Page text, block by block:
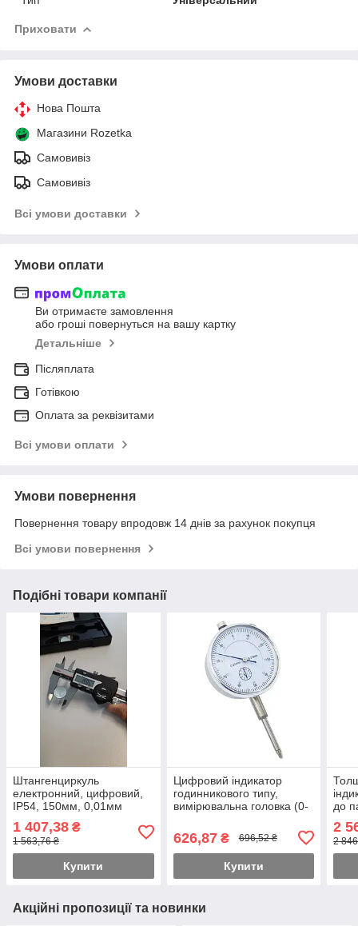
Приховати
Умови доставки
Нова Пошта
Магазини Rozetka
Самовивіз
Самовивіз
Всі умови доставки
Умови оплати
Ви отримаєте замовлення
або гроші повернуться на вашу картку
Детальніше
Післяплата
Готівкою
Оплата за реквізитами
Всі умови оплати
Умови повернення
Повернення товару впродовж 14 днів за рахунок покупця
Всі умови повернення
Подібні товари компанії
Штангенциркуль
електронний, цифровий,
IP54, 150мм, 0,01мм
1 407,38 ₴
1 563,76 ₴
Купити
Цифровий індикатор
годинникового типу,
вимірювальна головка (0-
DIAI0025
626,87₴ 696,52 ₴
Купити
до
2
2
Акційні пропозиції та новинки